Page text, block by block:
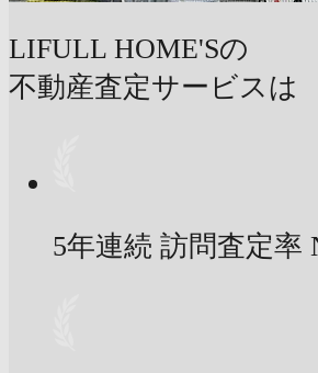
LIFULL HOME'Sの
不動産査定サービスは
5年連続 訪問査定率